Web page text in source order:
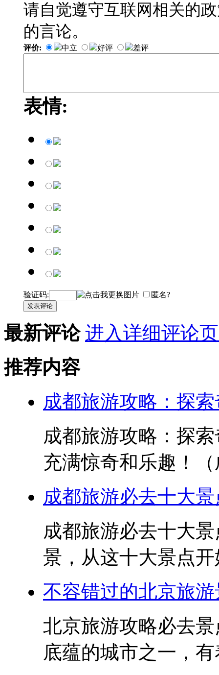
请自觉遵守互联网相关的
的言论。
评价: 中立 好评 差评
表情:
验证码: 匿名?
发表评论
最新评论 进入详细评论
推荐内容
成都旅游攻略：探
成都旅游攻略：探
充满惊奇和乐趣！
成都旅游必去十大
成都旅游必去十大
景，从这十大景点
不容错过的北京旅
北京旅游攻略必去
底蕴的城市之一，